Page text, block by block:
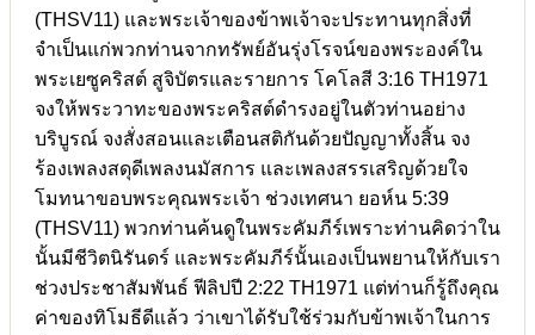
(THSV11) และพระเจ้าของข้าพเจ้าจะประทานทุกสิ่งที่
จำเป็นแก่พวกท่านจากทรัพย์อันรุ่งโรจน์ของพระองค์ใน
พระเยซูคริสต์ สูจิบัตรและรายการ โคโลสี 3:16 TH1971
จงให้พระวาทะของพระคริสต์ดำรงอยู่ในตัวท่านอย่าง
บริบูรณ์ จงสั่งสอนและเตือนสติกันด้วยปัญญาทั้งสิ้น จง
ร้องเพลงสดุดีเพลงนมัสการ และเพลงสรรเสริญด้วยใจ
โมทนาขอบพระคุณพระเจ้า ช่วงเทศนา ยอห์น 5:39
(THSV11) พวกท่านค้นดูในพระคัมภีร์เพราะท่านคิดว่าใน
นั้นมีชีวิตนิรันดร์ และพระคัมภีร์นั้นเองเป็นพยานให้กับเรา
ช่วงประชาสัมพันธ์ ฟีลิปปี 2:22 TH1971 แต่ท่านก็รู้ถึงคุณ
ค่าของทิโมธีดีแล้ว ว่าเขาได้รับใช้ร่วมกับข้าพเจ้าในการ